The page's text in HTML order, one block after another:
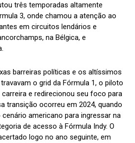
três temporadas altamente
3, onde chamou a atenção ao
em circuitos lendários e
na Bélgica, e
barreiras políticas e os altíssimos
o grid da Fórmula 1, o piloto
e redirecionou seu foco para
transição ocorreu em 2024, quando
americano para ingressar na
de acesso à Fórmula Indy. O
logo no ano seguinte, em